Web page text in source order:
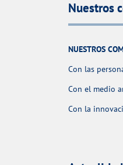
Nuestros
NUESTROS
Con las
Con el medio
Con la